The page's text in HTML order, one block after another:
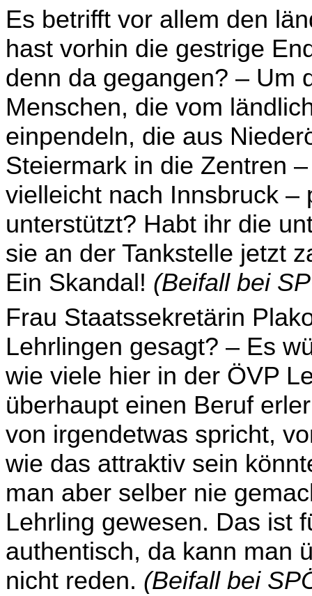
Es betrifft vor allem den
hast vorhin die gestrige
denn da gegangen? – Um
Menschen, die vom
einpendeln, die aus
Steiermark in die Zentren
vielleicht nach Innsbruck –
unterstützt? Habt ihr die
sie an der Tankstelle jetzt
Ein Skandal! (Beifall bei
Frau Staatssekretärin
Lehrlingen gesagt? – Es
wie viele hier in der ÖVP
überhaupt einen Beruf
von irgendetwas spricht,
wie das attraktiv sein
man aber selber nie
Lehrling gewesen. Das ist
authentisch, da kann man
nicht reden. (Beifall bei